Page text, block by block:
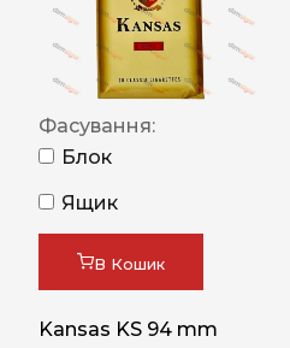
Фасування:
Блок
Ящик
В Кошик
Kansas KS 94 mm